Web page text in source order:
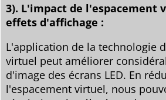
3). L'impact de l'espacement
effets d'affichage :
L'application de la technologie
virtuel peut améliorer
d'image des écrans LED. En
l'espacement virtuel, nous